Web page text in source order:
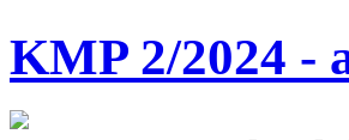
KMP 2/2024 -